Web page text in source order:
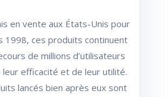
en vente aux États-Unis pour
1998, ces produits continuent
de millions d’utilisateurs
leur efficacité et de leur utilité.
lancés bien après eux sont